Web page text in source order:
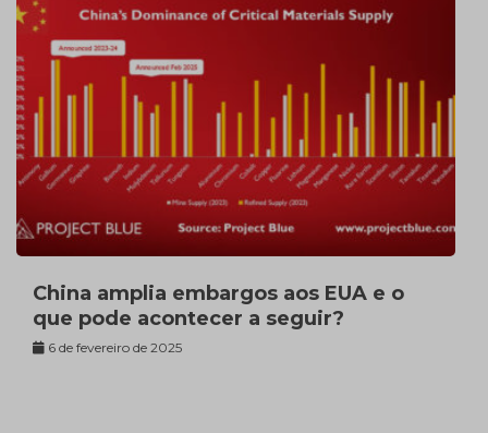
China amplia embargos aos EUA e o
que pode acontecer a seguir?
6 de fevereiro de 2025